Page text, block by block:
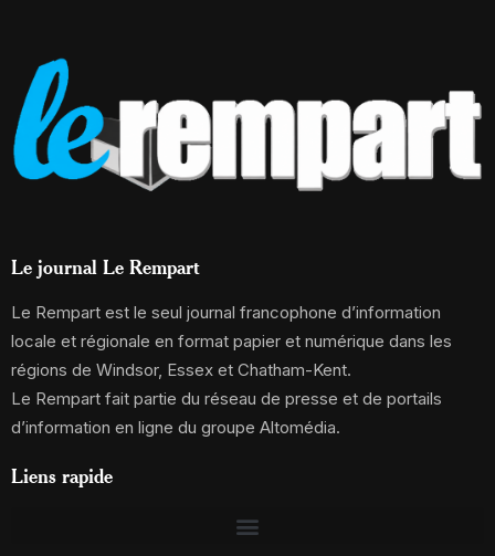
Le journal Le Rempart
Le Rempart est le seul journal francophone d’information
locale et régionale en format papier et numérique dans les
régions de Windsor, Essex et Chatham-Kent.
Le Rempart fait partie du réseau de presse et de portails
d’information en ligne du groupe Altomédia.
Liens rapide